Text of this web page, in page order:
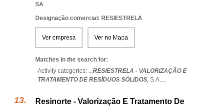
SA
Designação comercial: RESIESTRELA
Ver empresa Ver no Mapa
Matches in the search for:
Activity categories: ...RESIESTRELA - VALORIZAÇÃO E
TRATAMENTO DE RESÍDUOS SÓLIDOS, S.A....
Resinorte - Valorização E Tratamento De